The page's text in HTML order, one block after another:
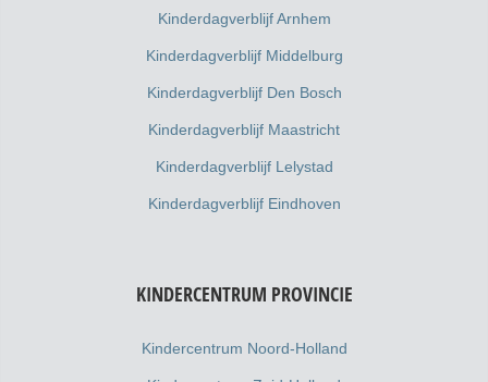
Kinderdagverblijf Arnhem
Kinderdagverblijf Middelburg
Kinderdagverblijf Den Bosch
Kinderdagverblijf Maastricht
Kinderdagverblijf Lelystad
Kinderdagverblijf Eindhoven
KINDERCENTRUM PROVINCIE
Kindercentrum Noord-Holland